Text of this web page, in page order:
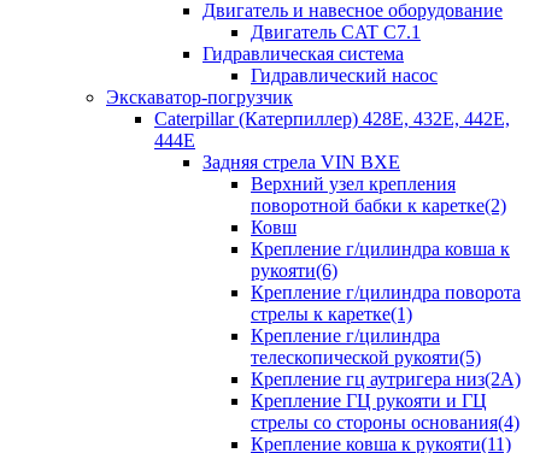
Двигатель и навесное оборудование
Двигатель CAT C7.1
Гидравлическая система
Гидравлический насос
Экскаватор-погрузчик
Caterpillar (Катерпиллер) 428E, 432E, 442E,
444E
Задняя стрела VIN BXE
Верхний узел крепления
поворотной бабки к каретке(2)
Ковш
Крепление г/цилиндра ковша к
рукояти(6)
Крепление г/цилиндра поворота
стрелы к каретке(1)
Крепление г/цилиндра
телескопической рукояти(5)
Крепление гц аутригера низ(2А)
Крепление ГЦ рукояти и ГЦ
стрелы со стороны основания(4)
Крепление ковша к рукояти(11)